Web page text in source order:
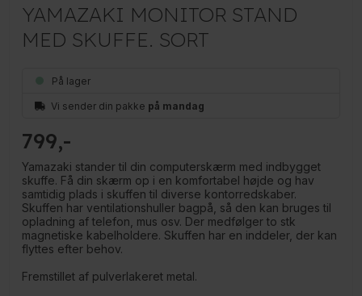
YAMAZAKI MONITOR STAND
MED SKUFFE. SORT
På lager
Vi sender din pakke på mandag
799
Yamazaki stander til din computerskærm med indbygget
skuffe. Få din skærm op i en komfortabel højde og hav
samtidig plads i skuffen til diverse kontorredskaber.
Skuffen har ventilationshuller bagpå, så den kan bruges til
opladning af telefon, mus osv. Der medfølger to stk
magnetiske kabelholdere. Skuffen har en inddeler, der kan
flyttes efter behov.
Fremstillet af pulverlakeret metal.